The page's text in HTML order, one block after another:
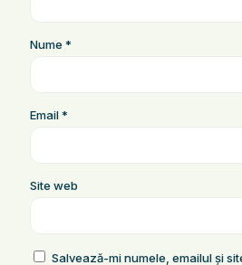
Nume *
Email*
Site web
Salvează-mi numele, emailul și